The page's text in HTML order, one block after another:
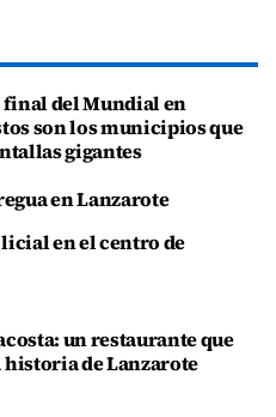
final del Mundial en
son los municipios que
gigantes
en Lanzarote
en el centro de
un restaurante que
de Lanzarote